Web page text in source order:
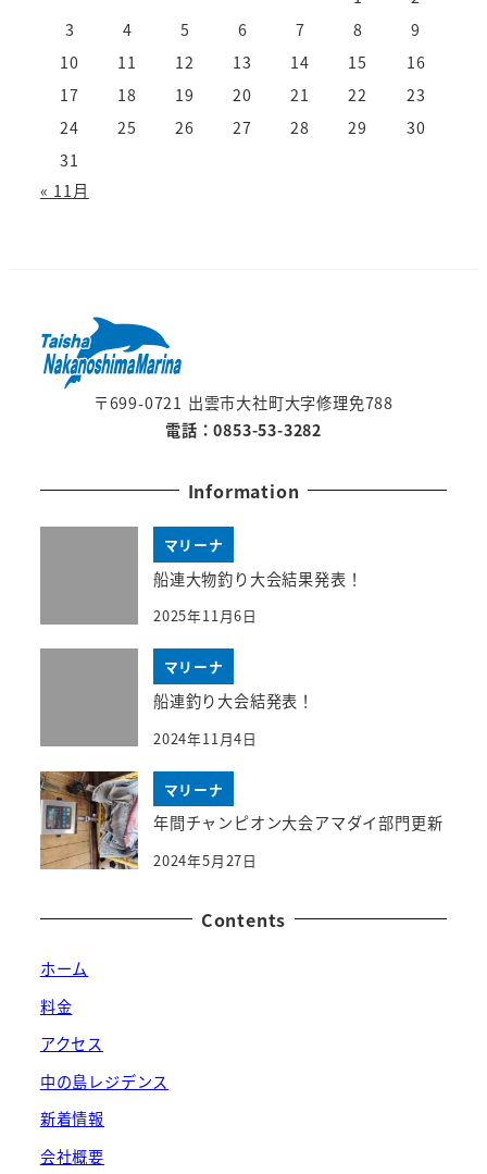
3
4 5 6 7 8
9
10
11 12 13 14 15
16
17
18 19 20 21 22
23
24
25 26 27 28 29
30
31
« 11月
〒699-0721 出雲市大社町大字修理免788
電話：0853-53-3282
Information
マリーナ
船連大物釣り大会結果発表！
2025年11月6日
マリーナ
船連釣り大会結発表！
2024年11月4日
マリーナ
年間チャンピオン大会アマダイ部門更新
2024年5月27日
Contents
ホーム
料金
アクセス
中の島レジデンス
新着情報
会社概要